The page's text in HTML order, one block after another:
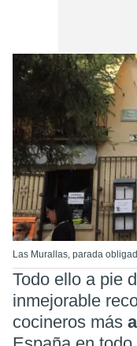
Las Murallas, parada
Todo ello a pie
inmejorable
cocineros más